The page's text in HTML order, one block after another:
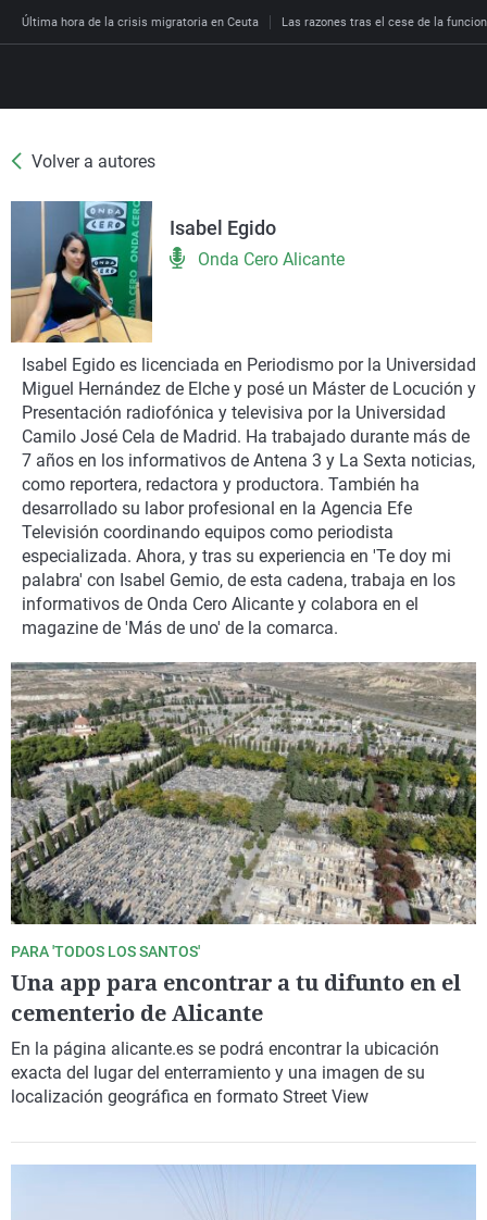
Última hora de la crisis migratoria en Ceuta Las razones tras el cese de la
Directo
Programas
La brújula
Radioestadio
Radioestadio noche
El colegio invisible
La rosa de los vientos
Gente viajera
Como el perro y el
Podcast
El viaje del Guernica
Invisibles
Prohibido morirse
Esto no ha pasado
Caso
Retornados
Equipo de
Operación Viuda
España
Cantabria
Cataluña
Comunidad de Madrid
Comunitat Valenciana
Extremadura
Galicia
La Rioja
Navarra
País Vasco
Economía
Deportes
El tiempo
Más noticias
Cultura
Ciencia y Tecnología
Gastronomía
Medio ambiente
Virales
Televisión
Elecciones
Volver a autores
Isabel Egido
Onda Cero Alicante
Isabel Egido es licenciada en Periodismo por la Universidad
Miguel Hernández de Elche y posé un Máster de Locución y
Presentación radiofónica y televisiva por la Universidad
Camilo José Cela de Madrid. Ha trabajado durante más de
7 años en los informativos de Antena 3 y La Sexta noticias,
como reportera, redactora y productora. También ha
desarrollado su labor profesional en la Agencia Efe
Televisión coordinando equipos como periodista
especializada. Ahora, y tras su experiencia en 'Te doy mi
palabra' con Isabel Gemio, de esta cadena, trabaja en los
informativos de Onda Cero Alicante y colabora en el
magazine de 'Más de uno' de la comarca.
PARA 'TODOS LOS SANTOS'
Una app para encontrar a tu difunto en el
cementerio de Alicante
En la página alicante.es se podrá encontrar la ubicación
exacta del lugar del enterramiento y una imagen de su
localización geográfica en formato Street View